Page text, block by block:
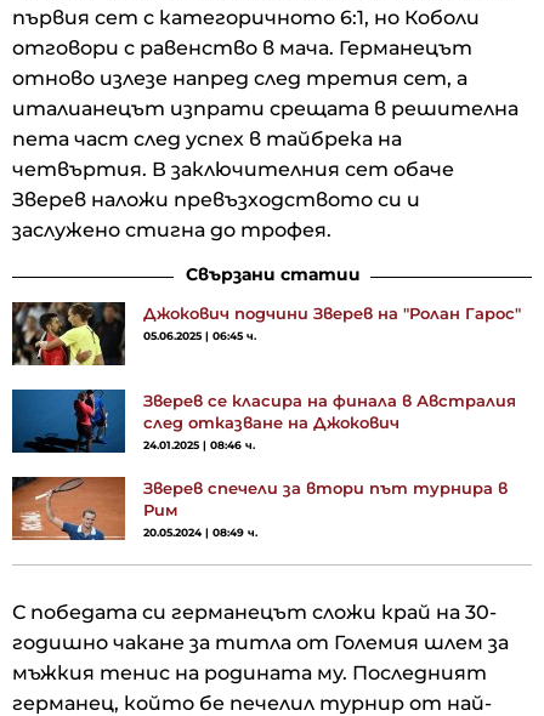
първия сет с категоричното 6:1, но Коболи
отговори с равенство в мача. Германецът
отново излезе напред след третия сет, а
италианецът изпрати срещата в решителна
пета част след успех в тайбрека на
четвъртия. В заключителния сет обаче
Зверев наложи превъзходството си и
заслужено стигна до трофея.
Свързани статии
Джокович подчини Зверев на "Ролан Гарос"
05.06.2025 | 06:45 ч.
Зверев се класира на финала в Австралия
след отказване на Джокович
24.01.2025 | 08:46 ч.
Зверев спечели за втори път турнира в
Рим
20.05.2024 | 08:49 ч.
С победата си германецът сложи край на 30-
годишно чакане за титла от Големия шлем за
мъжкия тенис на родината му. Последният
германец, който бе печелил турнир от най-